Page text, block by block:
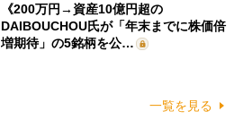
《200万円→資産10億円超の
DAIBOUCHOU氏が「年末までに株価倍
増期待」の5銘柄を公…
一覧を見る